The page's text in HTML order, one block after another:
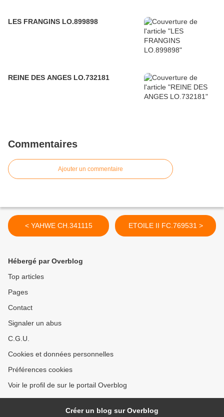
LES FRANGINS LO.899898
REINE DES ANGES LO.732181
Commentaires
Ajouter un commentaire
< YAHWE CH.341115 ETOILE II FC.769531 >
Hébergé par Overblog
Top articles
Pages
Contact
Signaler un abus
C.G.U.
Cookies et données personnelles
Préférences cookies
Voir le profil de sur le portail Overblog
Créer un blog sur Overblog